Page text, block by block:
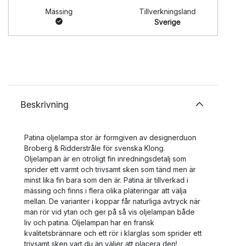
Mässing
Tillverkningsland
Sverige
Beskrivning
Patina oljelampa stor är formgiven av designerduon
Broberg & Ridderstråle för svenska Klong.
Oljelampan är en otroligt fin inredningsdetalj som
sprider ett varmt och trivsamt sken som tänd men är
minst lika fin bara som den är. Patina är tillverkad i
mässing och finns i flera olika pläteringar att välja
mellan. De varianter i koppar får naturliga avtryck när
man rör vid ytan och ger på så vis oljelampan både
liv och patina. Oljelampan har en fransk
kvalitetsbrännare och ett rör i klarglas som sprider ett
trivsamt sken vart du än väljer att placera den!